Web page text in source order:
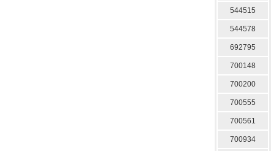
544515
544578
692795
700148
700200
700555
700561
700934